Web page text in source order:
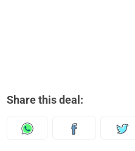
Share this deal: